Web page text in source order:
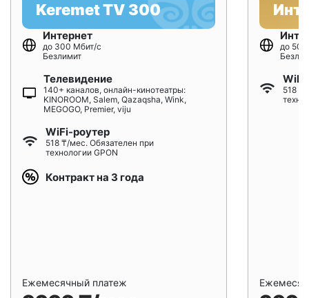
Keremet TV 300
Интернет
до 300 Мбит/с
Безлимит
Телевидение
140+ каналов, онлайн-кинотеатры:
KINOROOM, Salem, Qazaqsha, Wink,
MEGOGO, Premier, viju
WiFi-роутер
518 ₸/мес. Обязателен при
технологии GPON
Контракт на 3 года
Ежемесячный платеж
до
518